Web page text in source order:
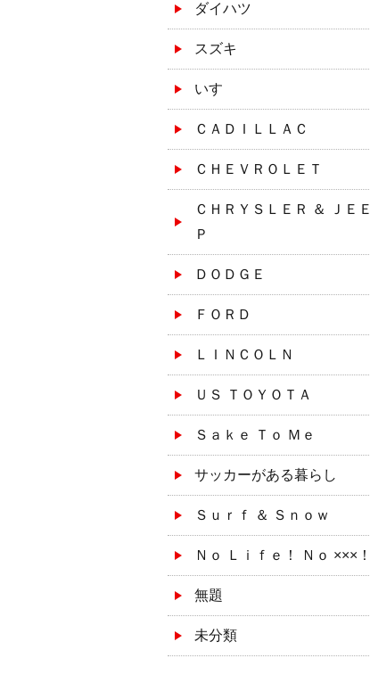
ダイハツ
スズキ
いすゞ
ＣＡＤＩＬＬＡＣ
ＣＨＥＶＲＯＬＥＴ
ＣＨＲＹＳＬＥＲ ＆ ＪＥＥ
Ｐ
ＤＯＤＧＥ
ＦＯＲＤ
ＬＩＮＣＯＬＮ
ＵＳ ＴＯＹＯＴＡ
Ｓａｋｅ Ｔｏ Ｍｅ
サッカーがある暮らし
Ｓｕｒｆ ＆ Ｓｎｏｗ
Ｎｏ Ｌｉｆｅ！ Ｎｏ ×××！
無題
未分類